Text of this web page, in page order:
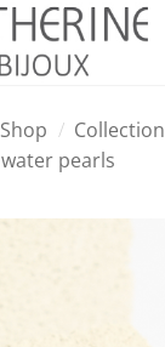
Shop / Collection
water pearls